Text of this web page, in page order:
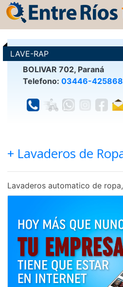
LAVE-RAP
BOLIVAR 702, Paraná
Telefono: 03446-425868
+ Lavaderos de
Lavaderos automatico de